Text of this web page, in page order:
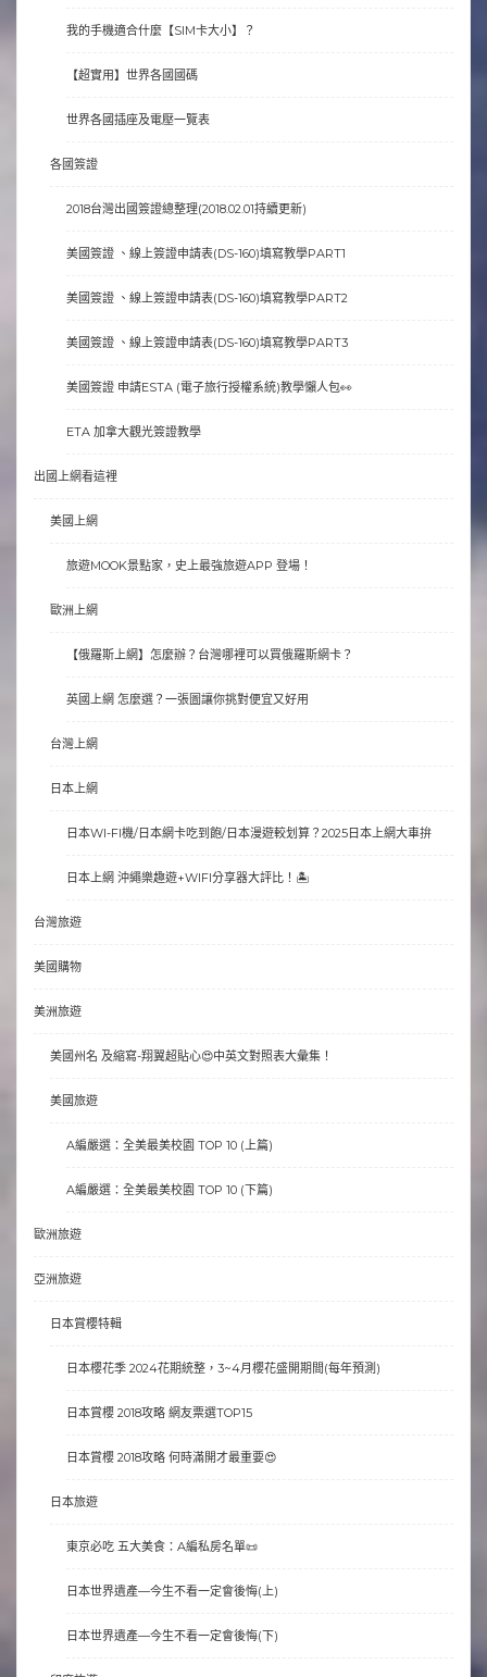
我的手機適合什麼【SIM卡大小】？
【超實用】世界各國國碼
世界各國插座及電壓一覽表
各國簽證
2018台灣出國簽證總整理(2018.02.01持續更新)
美國簽證 、線上簽證申請表(DS-160)填寫教學PART1
美國簽證 、線上簽證申請表(DS-160)填寫教學PART2
美國簽證 、線上簽證申請表(DS-160)填寫教學PART3
美國簽證 申請ESTA (電子旅行授權系統)教學懶人包👀
ETA 加拿大觀光簽證教學
出國上網看這裡
美國上網
旅遊MOOK景點家，史上最強旅遊APP 登場！
歐洲上網
【俄羅斯上網】怎麼辦？台灣哪裡可以買俄羅斯網卡？
英國上網 怎麼選？一張圖讓你挑對便宜又好用
台灣上網
日本上網
日本WI-FI機/日本網卡吃到飽/日本漫遊較划算？2025日本上網大車拚
日本上網 沖繩樂趣遊+WIFI分享器大評比！🏝
台灣旅遊
美國購物
美洲旅遊
美國州名 及縮寫-翔翼超貼心😍中英文對照表大彙集！
美國旅遊
A編嚴選：全美最美校園 TOP 10 (上篇)
A編嚴選：全美最美校園 TOP 10 (下篇)
歐洲旅遊
亞洲旅遊
日本賞櫻特輯
日本櫻花季 2024花期統整，3~4月櫻花盛開期間(每年預測)
日本賞櫻 2018攻略 網友票選TOP15
日本賞櫻 2018攻略 何時滿開才最重要😍
日本旅遊
東京必吃 五大美食：A編私房名單📜
日本世界遺產—今生不看一定會後悔(上)
日本世界遺產—今生不看一定會後悔(下)